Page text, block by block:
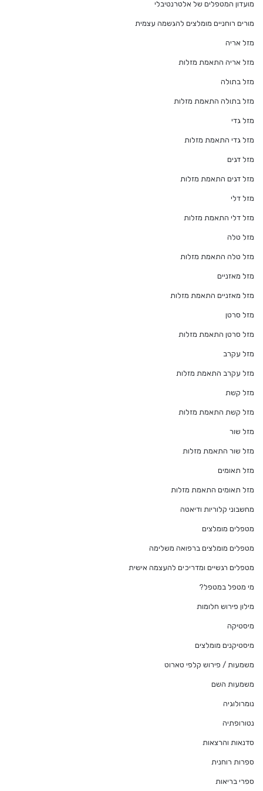
מועדון המטפלים של אלטרנטיבלי
מורים רוחניים מומלצים להגשמה עצמית
מזל אריה
מזל אריה התאמת מזלות
מזל בתולה
מזל בתולה התאמת מזלות
מזל גדי
מזל גדי התאמת מזלות
מזל דגים
מזל דגים התאמת מזלות
מזל דלי
מזל דלי התאמת מזלות
מזל טלה
מזל טלה התאמת מזלות
מזל מאזניים
מזל מאזניים התאמת מזלות
מזל סרטן
מזל סרטן התאמת מזלות
מזל עקרב
מזל עקרב התאמת מזלות
מזל קשת
מזל קשת התאמת מזלות
מזל שור
מזל שור התאמת מזלות
מזל תאומים
מזל תאומים התאמת מזלות
מחשבוני קלוריות ודיאטה
מטפלים מומלצים
מטפלים מומלצים ברפואה משלימה
מטפלים רגשיים ומדריכים להעצמה אישית
מי מטפל במטפל?
מילון פירוש חלומות
מיסטיקה
מיסטיקנים מומלצים
משמעות / פירוש קלפי טארוט
משמעות השם
נומרולוגיה
נטורופתיה
סדנאות והרצאות
ספרות רוחנית
ספרי בריאות